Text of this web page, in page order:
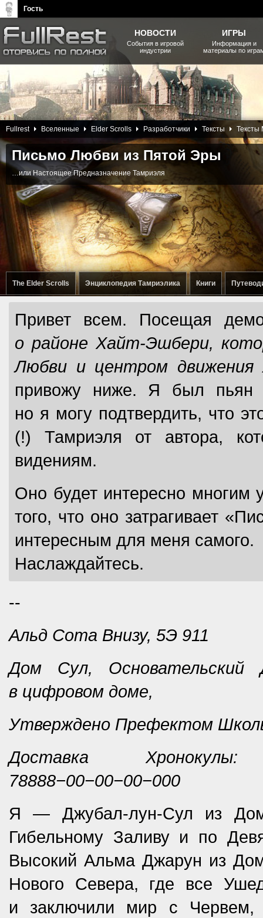
24 Января 2013
The Elder Scrolls Энциклопедия Тамриэлика Книги
Письмо Любви из Пятой Эры
…или Настоящее Предназначение Тамриэля
Fullrest Вселенные Elder Scrolls Разработчики Тексты Тексты
Привет всем. Посещая
о районе Хайт-Эшбери,
Любви и центром движения
привожу ниже. Я был пьян
но я могу подтвердить, что
(!) Тамриэля от автора,
видениям.
Оно будет интересно
того, что оно затрагивает
интересным для меня самого.
Наслаждайтесь.
--
Альд Сота Внизу, 5Э 911
Дом Сул, Основательский
в цифровом доме,
Утверждено Префектом
Доставка Хронокулы:
78888−00−00−00−000
Я — Джубал-лун-Сул из
Гибельному Заливу и по
Высокий Альма Джарун из
Нового Севера, где все
и заключили мир с
Bethesda Softworks - статьи,
новости, дополнения
НОВОСТИ
События в игровой
индустрии
ИГРЫ
Информация и
материалы по
Гость